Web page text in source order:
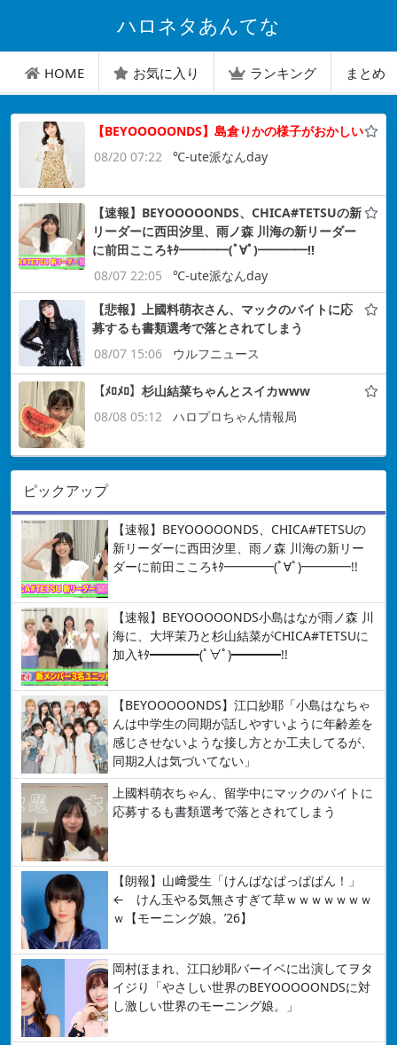
ハロネタあんてな
HOME お気に入り ランキング まとめ
【BEYOOOOONDS】島倉りかの様子がおかしい
08/20 07:22
℃-ute派なんday
【速報】BEYOOOOONDS、CHICA#TETSUの新
リーダーに西田汐里、雨ノ森 川海の新リーダー
に前田こころｷﾀ━━━━(ﾟ∀ﾟ)━━━━!!
08/07 22:05
℃-ute派なんday
【悲報】上國料萌衣さん、マックのバイトに応
募するも書類選考で落とされてしまう
08/07 15:06
ウルフニュース
【ﾒﾛﾒﾛ】杉山結菜ちゃんとスイカwww
08/08 05:12
ハロプロちゃん情報局
ピックアップ
【速報】BEYOOOOONDS、CHICA#TETSUの
新リーダーに西田汐里、雨ノ森 川海の新リー
ダーに前田こころｷﾀ━━━━(ﾟ∀ﾟ)━━━━!!
【速報】BEYOOOOONDS小島はなが雨ノ森 川
海に、大坪茉乃と杉山結菜がCHICA#TETSUに
加入ｷﾀ━━━━(ﾟ∀ﾟ)━━━━!!
【BEYOOOOONDS】江口紗耶「小島はなちゃ
んは中学生の同期が話しやすいように年齢差を
感じさせないような接し方とか工夫してるが、
同期2人は気づいてない」
上國料萌衣ちゃん、留学中にマックのバイトに
応募するも書類選考で落とされてしまう
【朗報】山﨑愛生「けんぱなぱっぱぱん！」
← けん玉やる気無さすぎて草ｗｗｗｗｗｗｗ
ｗ【モーニング娘。’26】
岡村ほまれ、江口紗耶バーイベに出演してヲタ
イジり「やさしい世界のBEYOOOOONDSに対
し激しい世界のモーニング娘。」